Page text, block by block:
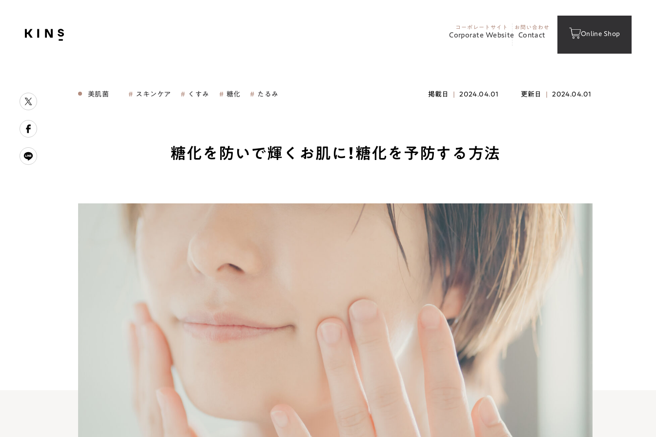
コーポレートサイト
Corporate Website
お問い合わせ
Contact Online Shop
美肌菌 スキンケア くすみ 糖化 たるみ 掲載日 | 2024.04.01 更新日 | 2024.04.01
糖化を防いで輝くお肌に！糖化を予防する方法